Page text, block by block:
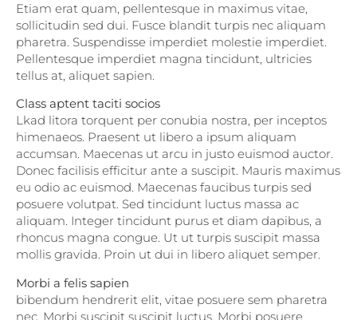
Etiam erat quam, pellentesque in maximus vitae,
sollicitudin sed dui. Fusce blandit turpis nec aliquam
pharetra. Suspendisse imperdiet molestie imperdiet.
Pellentesque imperdiet magna tincidunt, ultricies
tellus at, aliquet sapien.
Class aptent taciti socios
Lkad litora torquent per conubia nostra, per inceptos
himenaeos. Praesent ut libero a ipsum aliquam
accumsan. Maecenas ut arcu in justo euismod auctor.
Donec facilisis efficitur ante a suscipit. Mauris maximus
eu odio ac euismod. Maecenas faucibus turpis sed
posuere volutpat. Sed tincidunt luctus massa ac
aliquam. Integer tincidunt purus et diam dapibus, a
rhoncus magna congue. Ut ut turpis suscipit massa
mollis gravida. Proin ut dui in libero aliquet semper.
Morbi a felis sapien
bibendum hendrerit elit, vitae posuere sem pharetra
nec. Morbi suscipit suscipit luctus. Morbi posuere